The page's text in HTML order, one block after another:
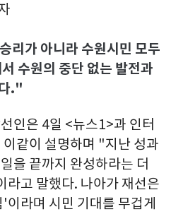
리가 아니라 수원시민 모두
수원의 중단 없는 발전과
."
인은 4일 <뉴스1>과 인터
같이 설명하며 "지난 성과
을 끝까지 완성하라는 더
라고 말했다. 나아가 재선은
라며 시민 기대를 무겁게